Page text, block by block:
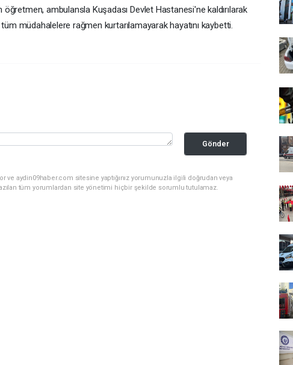
öğretmen, ambulansla Kuşadası Devlet Hastanesi'ne kaldırılarak
müdahalelere rağmen kurtarılamayarak hayatını kaybetti.
Gönder
ve aydin09haber.com sitesine yaptığınız yorumunuzla ilgili doğrudan veya
tüm yorumlardan site yönetimi hiçbir şekilde sorumlu tutulamaz.